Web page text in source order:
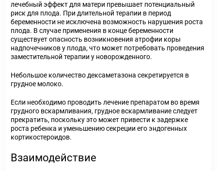
лечебный эффект для матери превышает потенциальный
риск для плода. При длительной терапии в период
беременности не исключена возможность нарушения роста
плода. В случае применения в конце беременности
существует опасность возникновения атрофии коры
надпочечников у плода, что может потребовать проведения
заместительной терапии у новорожденного.
Небольшое количество дексаметазона секретируется в
грудное молоко.
Если необходимо проводить лечение препаратом во время
грудного вскармливания, грудное вскармливание следует
прекратить, поскольку это может привести к задержке
роста ребенка и уменьшению секреции его эндогенных
кортикостероидов.
Взаимодействие